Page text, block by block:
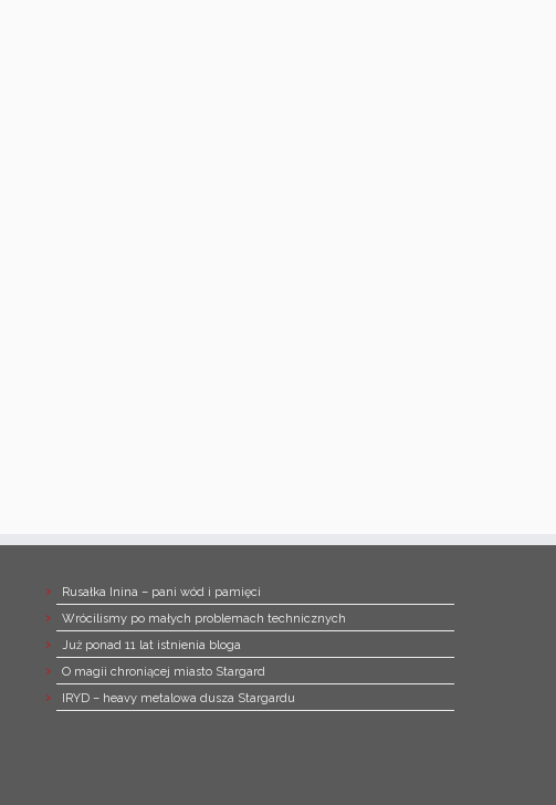
Rusałka Inina – pani wód i pamięci
Wrócilismy po małych problemach technicznych
Już ponad 11 lat istnienia bloga
O magii chroniącej miasto Stargard
IRYD – heavy metalowa dusza Stargardu